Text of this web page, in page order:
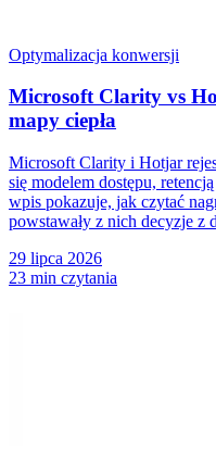
Optymalizacja konwersji
Microsoft Clarity vs
mapy ciepła
Microsoft Clarity i Hotjar
się modelem dostępu,
wpis pokazuje, jak czytać
powstawały z nich decyzje z
29 lipca 2026
23 min czytania